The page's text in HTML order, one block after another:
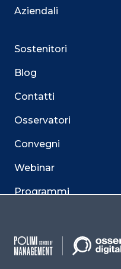
Aziendali
Sostenitori
Blog
Contatti
Osservatori
Convegni
Webinar
Programmi